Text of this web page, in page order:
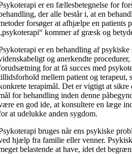
er en fællesbetegnelse for
der alle består i, at en
forsøger at afhjælpe en patients
kommer af græsk og
er en behandling af
og anerkendte
for at få succes med
mellem patient og terapeut,
terapimål. Det er vigtigt at
for behandling inden denne
en god ide, at konsultere en læge
at udelukke anden sygdom.
bruges når ens psykiske
hjælp fra familie eller venner.
belastende at have, idet det